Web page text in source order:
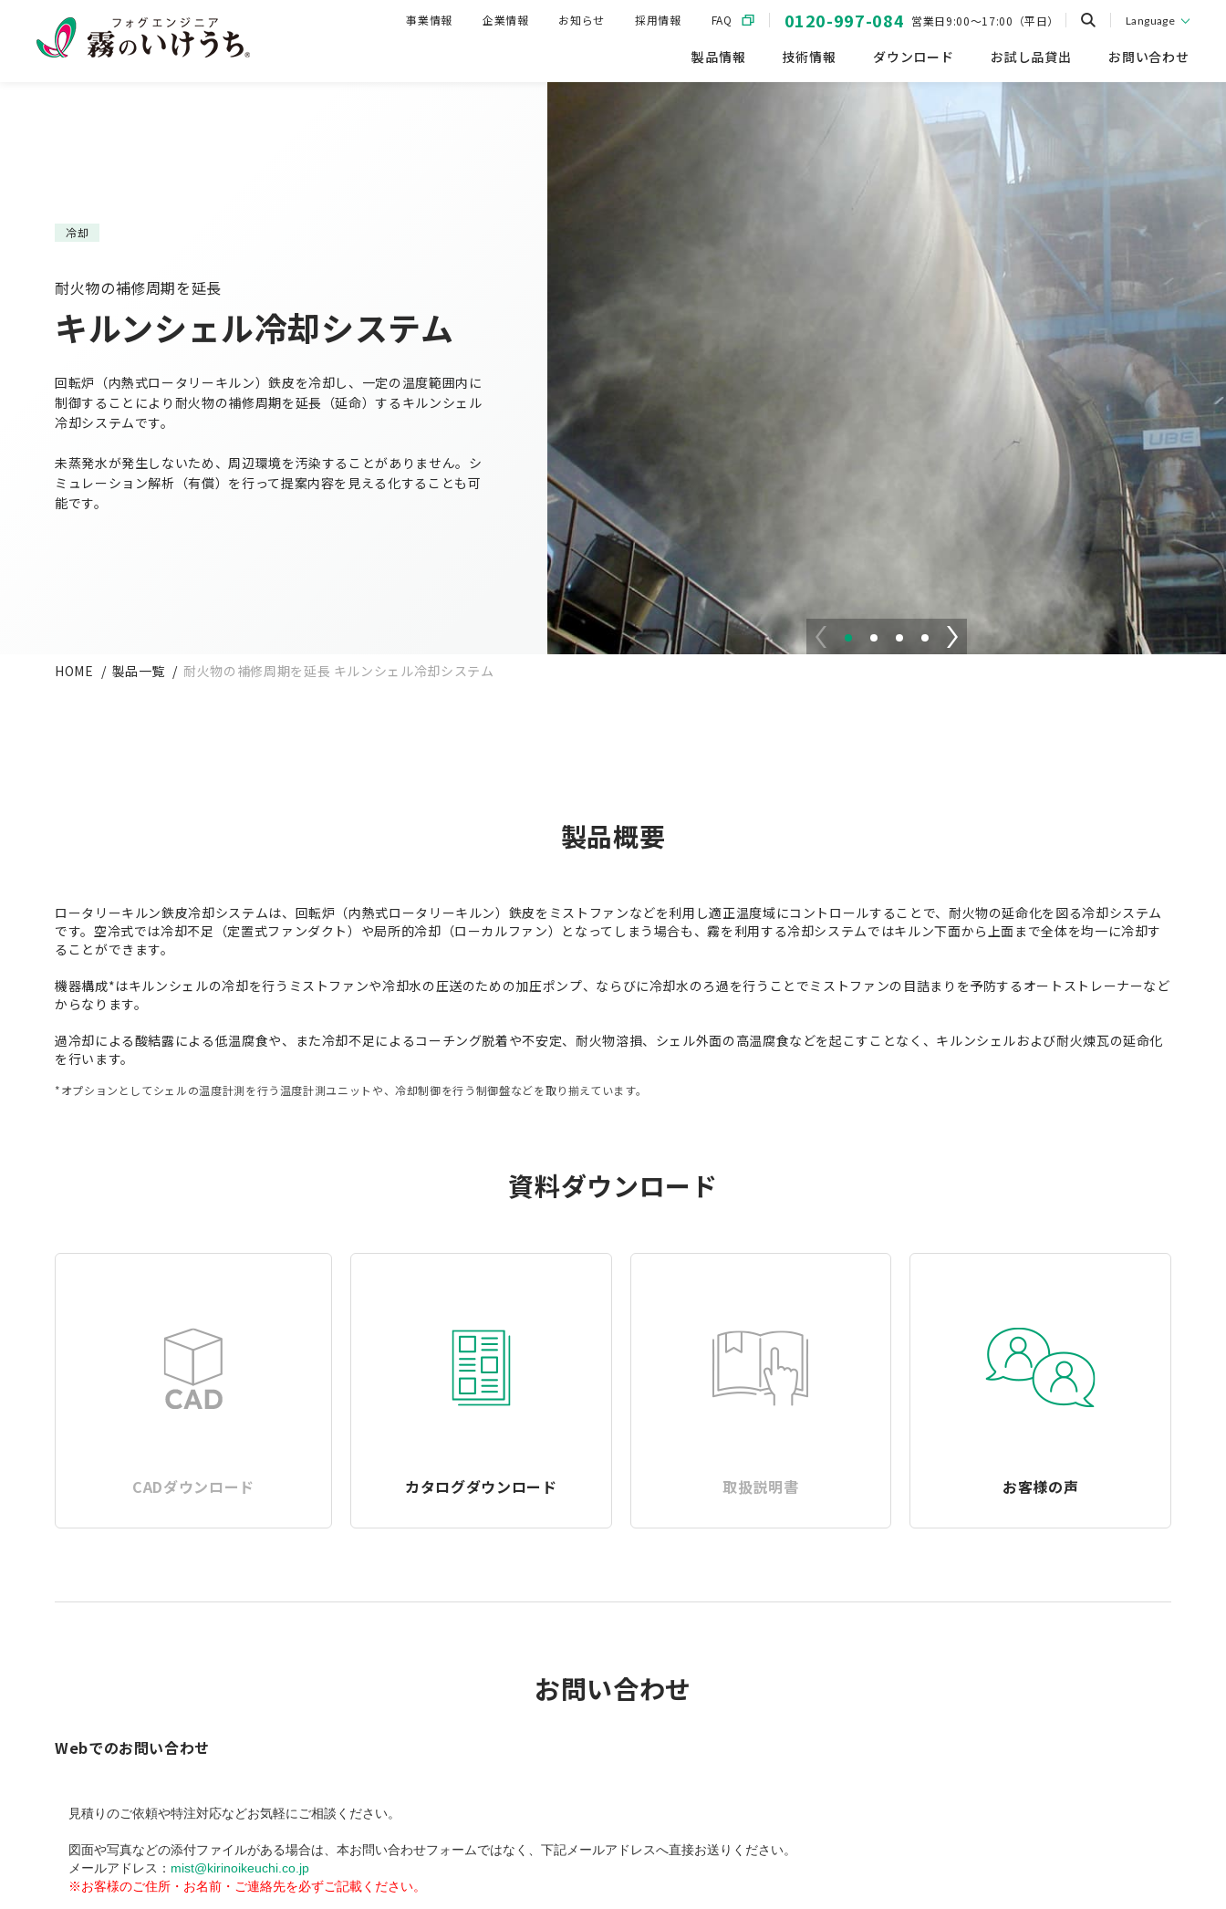
製品情報 技術情報 ダウンロード お試し品貸出 お問い合わせ
事業情報 企業情報 お知らせ 採用情報 FAQ 0120-997-084 営業日9:00～17:00（平日） Language
冷却
耐火物の補修周期を延長
キルンシェル冷却システム
回転炉（内熱式ロータリーキルン）鉄皮を冷却し、一定の温度範囲内に
制御することにより耐火物の補修周期を延長（延命）するキルンシェル
冷却システムです。
未蒸発水が発生しないため、周辺環境を汚染することがありません。シ
ミュレーション解析（有償）を行って提案内容を見える化することも可
能です。
HOME 製品一覧 耐火物の補修周期を延長 キルンシェル冷却システム
製品概要
ロータリーキルン鉄皮冷却システムは、回転炉（内熱式ロータリーキルン）鉄皮をミストファンなどを利用し適正温度域にコントロールすることで、耐火物の延命化を図る冷却システム
です。空冷式では冷却不足（定置式ファンダクト）や局所的冷却（ローカルファン）となってしまう場合も、霧を利用する冷却システムではキルン下面から上面まで全体を均一に冷却す
ることができます。
機器構成*はキルンシェルの冷却を行うミストファンや冷却水の圧送のための加圧ポンプ、ならびに冷却水のろ過を行うことでミストファンの目詰まりを予防するオートストレーナーなど
からなります。
過冷却による酸結露による低温腐食や、また冷却不足によるコーチング脱着や不安定、耐火物溶損、シェル外面の高温腐食などを起こすことなく、キルンシェルおよび耐火煉瓦の延命化
を行います。
*オプションとしてシェルの温度計測を行う温度計測ユニットや、冷却制御を行う制御盤などを取り揃えています。
資料ダウンロード
CADダウンロード カタログダウンロード 取扱説明書 お客様の声
お問い合わせ
Webでのお問い合わせ